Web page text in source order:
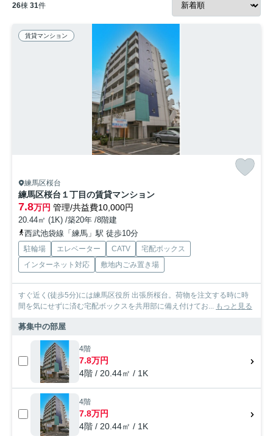
26棟 31件
賃貸マンション
練馬区桜台
練馬区桜台１丁目の賃貸マンション
7.8万円 管理/共益費10,000円
20.44㎡ (1K) /築20年 /8階建
西武池袋線「練馬」駅 徒歩10分
駐輪場 エレベーター CATV
宅配ボックス
インターネット対応
敷地内ごみ置き場
すぐ近く(徒歩5分)には練馬区役所 出張所桜台。荷物を注文する時に時
間を気にせずに済む宅配ボックスを共用部に備え付けてお...
もっと見る
募集中の部屋
4階
7.8万円
4階 / 20.44㎡ / 1K
4階
7.8万円
4階 / 20.44㎡ / 1K